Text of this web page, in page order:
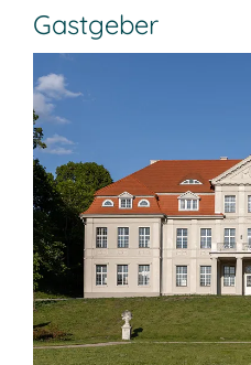
Gastgeber